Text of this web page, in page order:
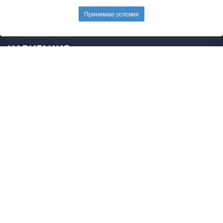
mail@pedarticles.ru
+7 (499) 113-47-87
НАВИГАЦИЯ
Принимаю условия